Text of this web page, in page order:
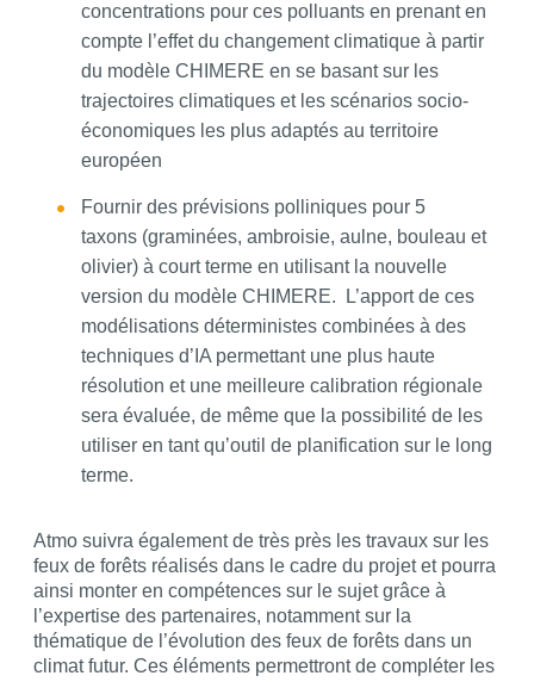
concentrations pour ces polluants en prenant en
compte l’effet du changement climatique à partir
du modèle CHIMERE en se basant sur les
trajectoires climatiques et les scénarios socio-
économiques les plus adaptés au territoire
européen
Fournir des prévisions polliniques pour 5
taxons (graminées, ambroisie, aulne, bouleau et
olivier) à court terme en utilisant la nouvelle
version du modèle CHIMERE. L’apport de ces
modélisations déterministes combinées à des
techniques d’IA permettant une plus haute
résolution et une meilleure calibration régionale
sera évaluée, de même que la possibilité de les
utiliser en tant qu’outil de planification sur le long
terme.
Atmo suivra également de très près les travaux sur les
feux de forêts réalisés dans le cadre du projet et pourra
ainsi monter en compétences sur le sujet grâce à
l’expertise des partenaires, notamment sur la
thématique de l’évolution des feux de forêts dans un
climat futur. Ces éléments permettront de compléter les